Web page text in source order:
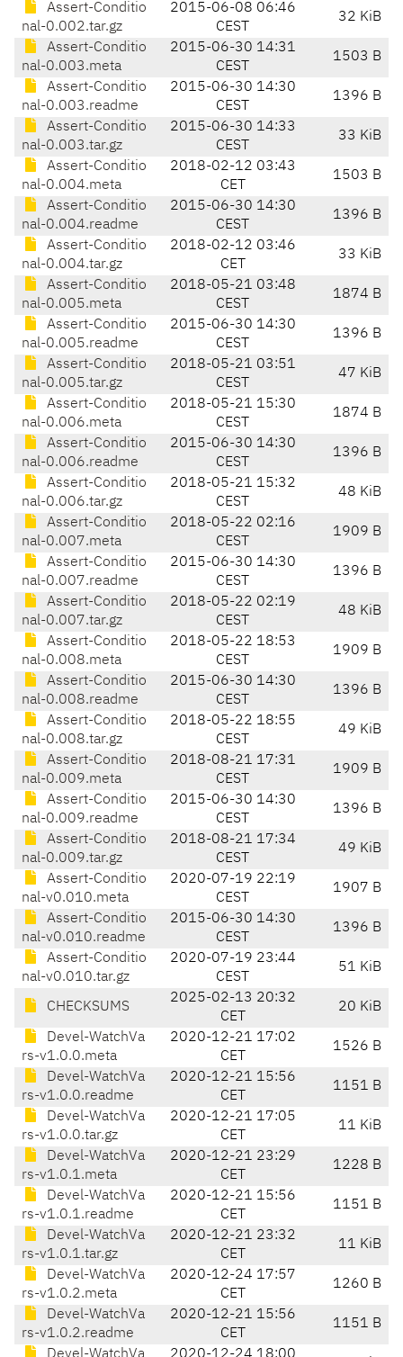
Assert-Conditio
nal-0.002.tar.gz
2015-06-08 06:46
CEST
32 KiB
Assert-Conditio
nal-0.003.meta
2015-06-30 14:31
CEST
1503 B
Assert-Conditio
nal-0.003.readme
2015-06-30 14:30
CEST
1396 B
Assert-Conditio
nal-0.003.tar.gz
2015-06-30 14:33
CEST
33 KiB
Assert-Conditio
nal-0.004.meta
2018-02-12 03:43
CET
1503 B
Assert-Conditio
nal-0.004.readme
2015-06-30 14:30
CEST
1396 B
Assert-Conditio
nal-0.004.tar.gz
2018-02-12 03:46
CET
33 KiB
Assert-Conditio
nal-0.005.meta
2018-05-21 03:48
CEST
1874 B
Assert-Conditio
nal-0.005.readme
2015-06-30 14:30
CEST
1396 B
Assert-Conditio
nal-0.005.tar.gz
2018-05-21 03:51
CEST
47 KiB
Assert-Conditio
nal-0.006.meta
2018-05-21 15:30
CEST
1874 B
Assert-Conditio
nal-0.006.readme
2015-06-30 14:30
CEST
1396 B
Assert-Conditio
nal-0.006.tar.gz
2018-05-21 15:32
CEST
48 KiB
Assert-Conditio
nal-0.007.meta
2018-05-22 02:16
CEST
1909 B
Assert-Conditio
nal-0.007.readme
2015-06-30 14:30
CEST
1396 B
Assert-Conditio
nal-0.007.tar.gz
2018-05-22 02:19
CEST
48 KiB
Assert-Conditio
nal-0.008.meta
2018-05-22 18:53
CEST
1909 B
Assert-Conditio
nal-0.008.readme
2015-06-30 14:30
CEST
1396 B
Assert-Conditio
nal-0.008.tar.gz
2018-05-22 18:55
CEST
49 KiB
Assert-Conditio
nal-0.009.meta
2018-08-21 17:31
CEST
1909 B
Assert-Conditio
nal-0.009.readme
2015-06-30 14:30
CEST
1396 B
Assert-Conditio
nal-0.009.tar.gz
2018-08-21 17:34
CEST
49 KiB
Assert-Conditio
nal-v0.010.meta
2020-07-19 22:19
CEST
1907 B
Assert-Conditio
nal-v0.010.readme
2015-06-30 14:30
CEST
1396 B
Assert-Conditio
nal-v0.010.tar.gz
2020-07-19 23:44
CEST
51 KiB
CHECKSUMS
2025-02-13 20:32
CET
20 KiB
Devel-WatchVa
rs-v1.0.0.meta
2020-12-21 17:02
CET
1526 B
Devel-WatchVa
rs-v1.0.0.readme
2020-12-21 15:56
CET
1151 B
Devel-WatchVa
rs-v1.0.0.tar.gz
2020-12-21 17:05
CET
11 KiB
Devel-WatchVa
rs-v1.0.1.meta
2020-12-21 23:29
CET
1228 B
Devel-WatchVa
rs-v1.0.1.readme
2020-12-21 15:56
CET
1151 B
Devel-WatchVa
rs-v1.0.1.tar.gz
2020-12-21 23:32
CET
11 KiB
Devel-WatchVa
rs-v1.0.2.meta
2020-12-24 17:57
CET
1260 B
Devel-WatchVa
rs-v1.0.2.readme
2020-12-21 15:56
CET
1151 B